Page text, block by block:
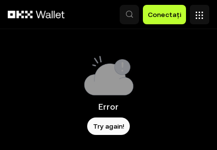
Conectați
Error
Try again!